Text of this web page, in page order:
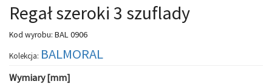
Regał szeroki 3 szuflady
Kod wyrobu: BAL 0906
Kolekcja: BALMORAL
Wymiary [mm]